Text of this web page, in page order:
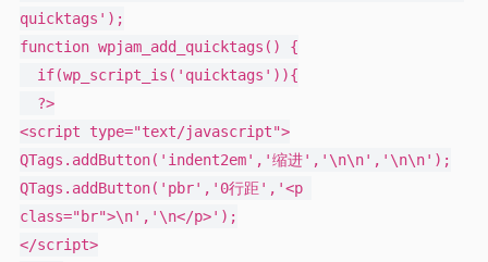
quicktags');
function wpjam_add_quicktags() {
<script type="text/javascript">
QTags.addButton('indent2em','缩进','\n\n','\n\n');
QTags.addButton('pbr','0行距','<p
class="br">\n','\n</p>');
</script>